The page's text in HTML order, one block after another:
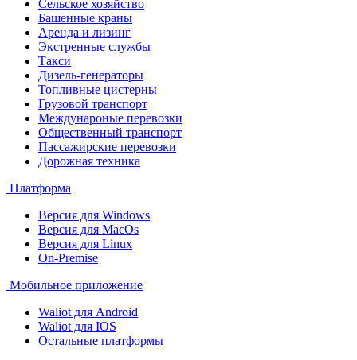
Сельское хозяйство
Башенные краны
Аренда и лизинг
Экстренные службы
Такси
Дизель-генераторы
Топливные цистерны
Грузовой транспорт
Междунароные перевозки
Общественный транспорт
Пассажирские перевозки
Дорожная техника
Платформа
Версия для Windows
Версия для MacOs
Версия для Linux
On-Premise
Мобильное приложение
Waliot для Android
Waliot для IOS
Остальные платформы